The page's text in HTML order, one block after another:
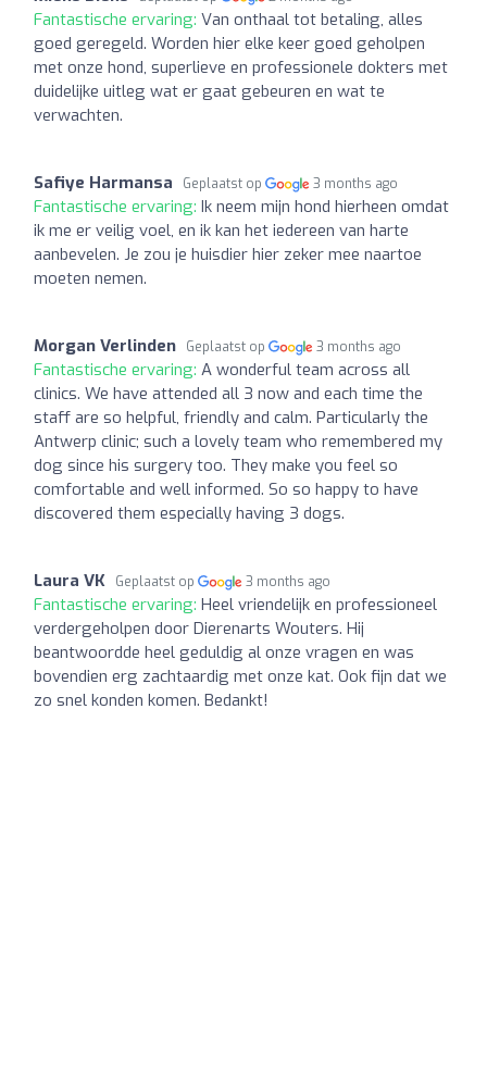
Fantastische ervaring: Van onthaal tot betaling, alles
goed geregeld. Worden hier elke keer goed geholpen
met onze hond, superlieve en professionele dokters met
duidelijke uitleg wat er gaat gebeuren en wat te
verwachten.
Safiye Harmansa Geplaatst op 3 months ago
Fantastische ervaring: Ik neem mijn hond hierheen omdat
ik me er veilig voel, en ik kan het iedereen van harte
aanbevelen. Je zou je huisdier hier zeker mee naartoe
moeten nemen.
Morgan Verlinden Geplaatst op 3 months ago
Fantastische ervaring: A wonderful team across all
clinics. We have attended all 3 now and each time the
staff are so helpful, friendly and calm. Particularly the
Antwerp clinic; such a lovely team who remembered my
dog since his surgery too. They make you feel so
comfortable and well informed. So so happy to have
discovered them especially having 3 dogs.
Laura VK Geplaatst op 3 months ago
Fantastische ervaring: Heel vriendelijk en professioneel
verdergeholpen door Dierenarts Wouters. Hij
beantwoordde heel geduldig al onze vragen en was
bovendien erg zachtaardig met onze kat. Ook fijn dat we
zo snel konden komen. Bedankt!